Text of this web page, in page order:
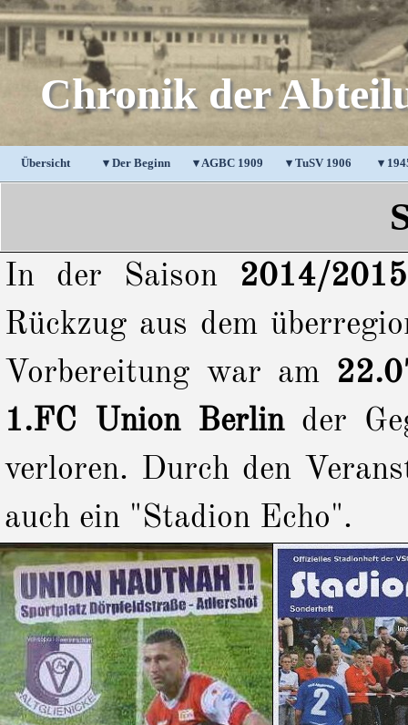
Direkt zum Seiteninhalt
Chronik der
Übersicht ▾ Der Beginn ▼
▾ AGBC 1909 ▼
▾ TuSV 1906 ▾
In der Saison 2014/2015
Rückzug aus dem
Vorbereitung war am
1.FC Union Berlinder
verloren. Durch den
auch ein "Stadion Echo".